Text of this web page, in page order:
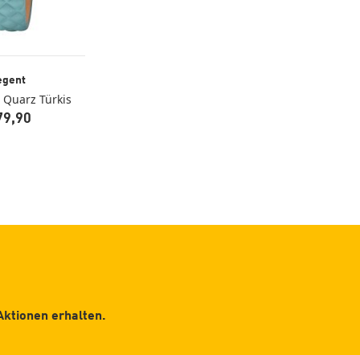
Türkis
erhalten.